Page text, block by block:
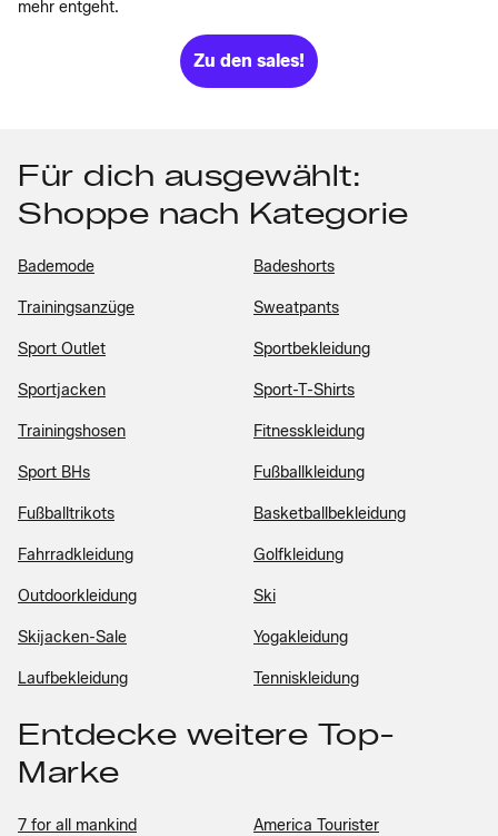
mehr entgeht.
Zu den sales!
Für dich ausgewählt:
Shoppe nach Kategorie
Bademode Badeshorts
Trainingsanzüge Sweatpants
Sport Outlet Sportbekleidung
Sportjacken Sport-T-Shirts
Trainingshosen Fitnesskleidung
Sport BHs Fußballkleidung
Fußballtrikots Basketballbekleidung
Fahrradkleidung Golfkleidung
Outdoorkleidung Ski
Skijacken-Sale Yogakleidung
Laufbekleidung Tenniskleidung
Entdecke weitere Top-
Marke
7 for all mankind America Tourister